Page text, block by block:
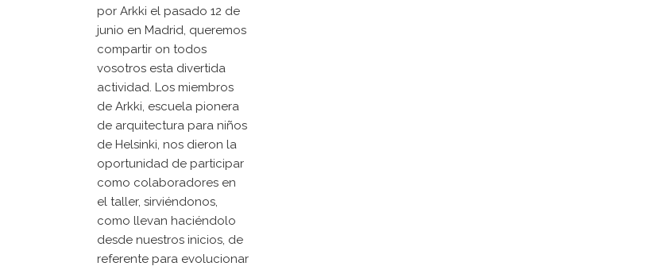
por Arkki el pasado 12 de
junio en Madrid, queremos
compartir on todos
vosotros esta divertida
actividad. Los miembros
de Arkki, escuela pionera
de arquitectura para niños
de Helsinki, nos dieron la
oportunidad de participar
como colaboradores en
el taller, sirviéndonos,
como llevan haciéndolo
desde nuestros inicios, de
referente para evolucionar